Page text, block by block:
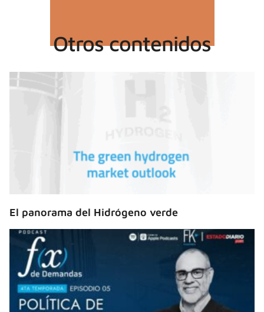
Otros contenidos
El panorama del Hidrógeno verde